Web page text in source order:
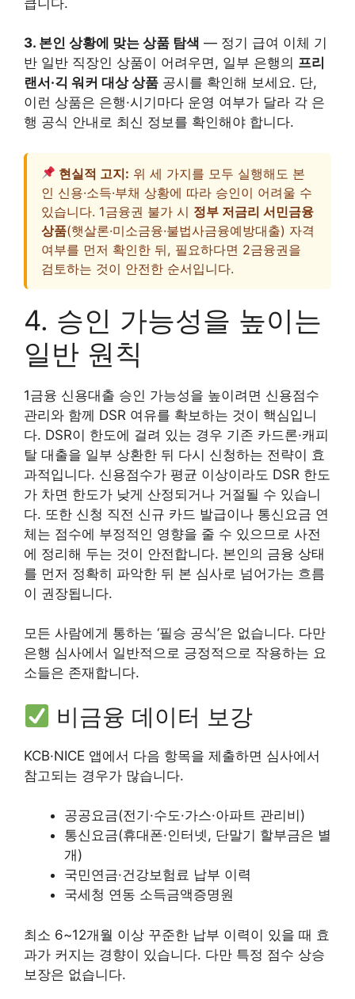
3. 본인 상황에 맞는 상품 탐색 — 정기 급여 이체 기
반 일반 직장인 상품이 어려우면, 일부 은행의 프리
랜서·긱 워커 대상 상품 공시를 확인해 보세요. 단,
이런 상품은 은행·시기마다 운영 여부가 달라 각 은
행 공식 안내로 최신 정보를 확인해야 합니다.
현실적 고지: 위 세 가지를 모두 실행해도 본
인 신용·소득·부채 상황에 따라 승인이 어려울 수
있습니다. 1금융권 불가 시 정부 저금리 서민금융
상품(햇살론·미소금융·불법사금융예방대출) 자격
여부를 먼저 확인한 뒤, 필요하다면 2금융권을
검토하는 것이 안전한 순서입니다.
4. 승인 가능성을 높이는
일반 원칙
1금융 신용대출 승인 가능성을 높이려면 신용점수
관리와 함께 DSR 여유를 확보하는 것이 핵심입니
다. DSR이 한도에 걸려 있는 경우 기존 카드론·캐피
탈 대출을 일부 상환한 뒤 다시 신청하는 전략이 효
과적입니다. 신용점수가 평균 이상이라도 DSR 한도
가 차면 한도가 낮게 산정되거나 거절될 수 있습니
다. 또한 신청 직전 신규 카드 발급이나 통신요금 연
체는 점수에 부정적인 영향을 줄 수 있으므로 사전
에 정리해 두는 것이 안전합니다. 본인의 금융 상태
를 먼저 정확히 파악한 뒤 본 심사로 넘어가는 흐름
이 권장됩니다.
모든 사람에게 통하는 ‘필승 공식’은 없습니다. 다만
은행 심사에서 일반적으로 긍정적으로 작용하는 요
소들은 존재합니다.
비금융 데이터 보강
KCB·NICE 앱에서 다음 항목을 제출하면 심사에서
참고되는 경우가 많습니다.
공공요금(전기·수도·가스·아파트 관리비)
통신요금(휴대폰·인터넷, 단말기 할부금은 별
개)
국민연금·건강보험료 납부 이력
국세청 연동 소득금액증명원
최소 6~12개월 이상 꾸준한 납부 이력이 있을 때 효
과가 커지는 경향이 있습니다. 다만 특정 점수 상승
보장은 없습니다.